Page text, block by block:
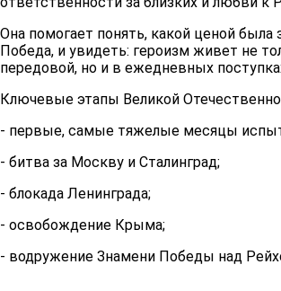
Она помогает понять, какой ценой была
Победа, и увидеть: героизм живет не
передовой, но и в ежедневных
Ключевые этапы Великой
- первые, самые тяжелые месяцы
- битва за Москву и Сталинград;
- блокада Ленинграда;
- освобождение Крыма;
- водружение Знамени Победы над